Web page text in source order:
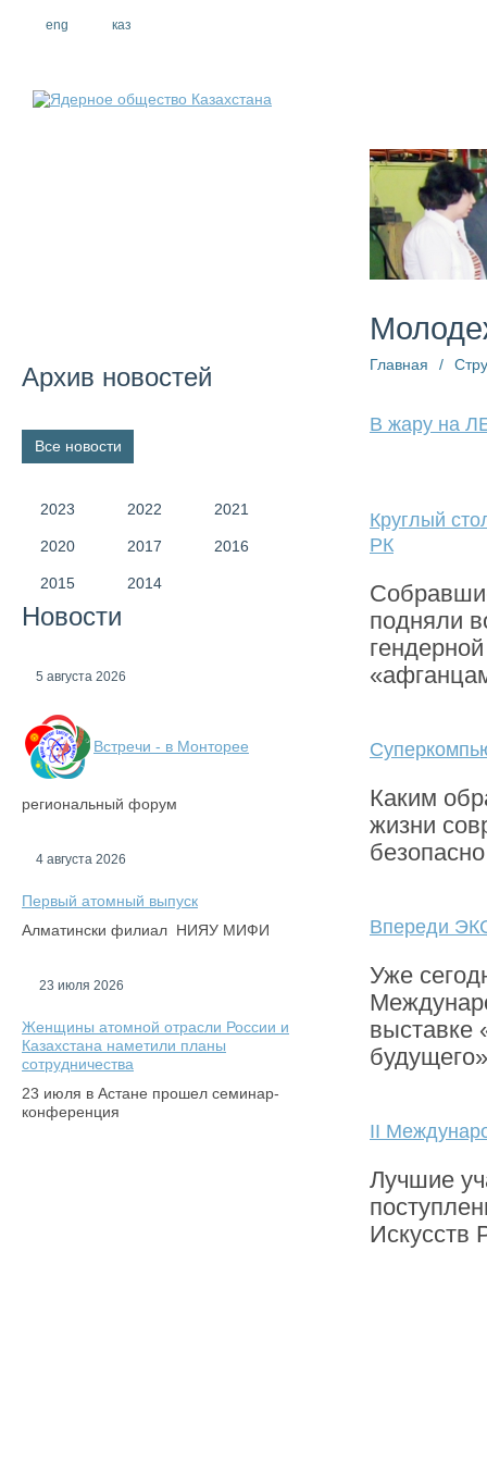
eng каз
Архив новостей
Все новости
2023 2022 2021
2020 2017 2016
2015 2014
Новости
5 августа 2026
Встречи - в Монторее
региональный форум
4 августа 2026
Первый атомный выпуск
Алматински филиал НИЯУ МИФИ
23 июля 2026
Женщины атомной отрасли России и
Казахстана наметили планы
сотрудничества
23 июля в Астане прошел семинар-
конференция
Главная /
В жару на
Круглый
РК
подняли
Каким
жизни
Впереди
Уже
выставке
II
Лучшие
Искусств